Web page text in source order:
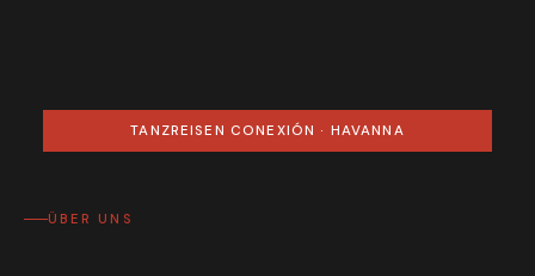
TANZREISEN CONEXIÓN · HAVANNA
ÜBER UNS